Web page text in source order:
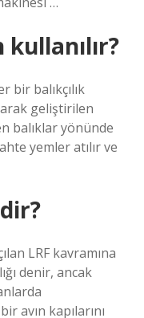
kullanılır?
bir balıkçılık
geliştirilen
balıklar yönünde
yemler atılır ve
LRF kavramına
denir, ancak
avın kapılarını